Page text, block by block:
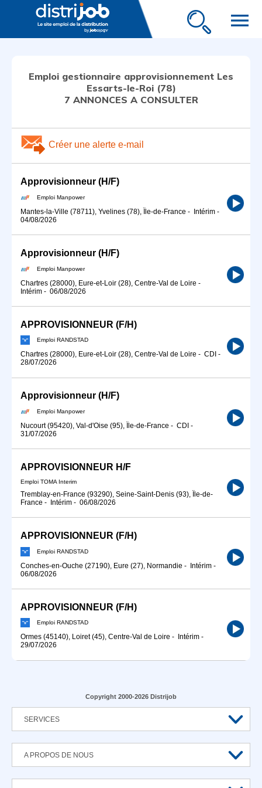
menu
Emploi gestionnaire approvisionnement Les
Essarts-le-Roi (78)
7 ANNONCES A CONSULTER
Créer une alerte e-mail
Approvisionneur (H/F)
Emploi Manpower
Mantes-la-Ville (78711), Yvelines (78), Île-de-France - Intérim -
04/08/2026
Approvisionneur (H/F)
Emploi Manpower
Chartres (28000), Eure-et-Loir (28), Centre-Val de Loire -
Intérim - 06/08/2026
APPROVISIONNEUR (F/H)
Emploi RANDSTAD
Chartres (28000), Eure-et-Loir (28), Centre-Val de Loire - CDI -
28/07/2026
Approvisionneur (H/F)
Emploi Manpower
Nucourt (95420), Val-d'Oise (95), Île-de-France - CDI -
31/07/2026
APPROVISIONNEUR H/F
Emploi TOMA Interim
Tremblay-en-France (93290), Seine-Saint-Denis (93), Île-de-
France - Intérim - 06/08/2026
APPROVISIONNEUR (F/H)
Emploi RANDSTAD
Conches-en-Ouche (27190), Eure (27), Normandie - Intérim -
06/08/2026
APPROVISIONNEUR (F/H)
Emploi RANDSTAD
Ormes (45140), Loiret (45), Centre-Val de Loire - Intérim -
29/07/2026
Copyright 2000-2026 Distrijob
SERVICES
A PROPOS DE NOUS